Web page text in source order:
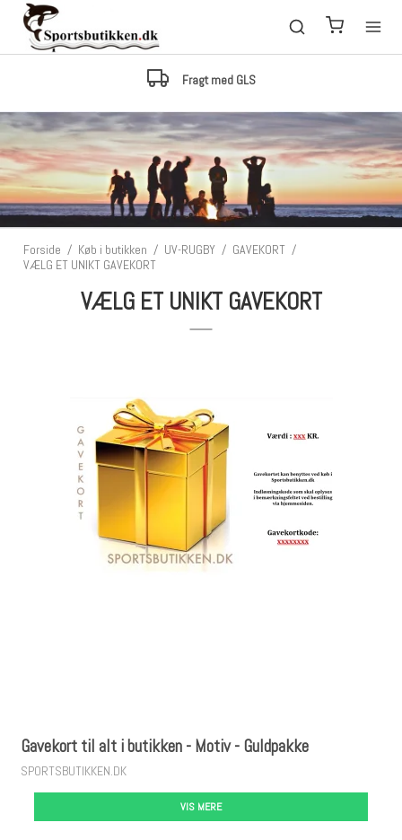
Fragt med GLS
Forside / Køb i butikken / UV-RUGBY / GAVEKORT /
VÆLG ET UNIKT GAVEKORT
VÆLG ET UNIKT GAVEKORT
Gavekort til alt i butikken - Motiv - Guldpakke
SPORTSBUTIKKEN.DK
VIS MERE